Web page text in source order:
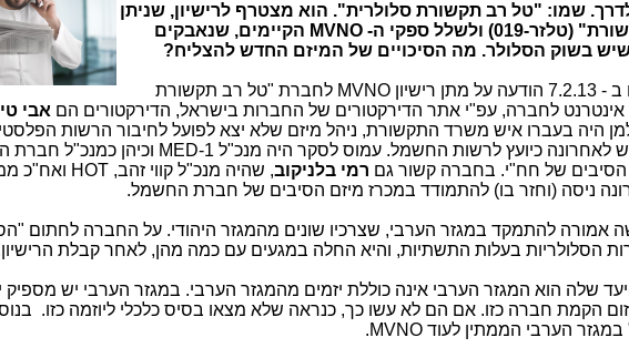
שמו: "טל רב תקשורת סלולרית". הוא מצטרף לרישיון, שניתן
019) ולשלל ספקי ה-
MVNO הקיימים, שנאבקים
בשוק הסלולר. מה הסיכויים של המיזם החדש להצליח?
רישיון MVNO לחברת "טל רב תקשורת
לחברה, עפ"י אתר הדירקטורים של החברות בישראל, הדירקטורים הם אבי
היה בעברו איש משרד התקשורת, ניהל מיזם שלא יצא לפועל לחיבור הרשות
לאחרונה כיועץ לרשות החשמל. עמוס לסקר היה מנכ"ל MED-1 וכיהן כמנכ"ל חברת
הסיבים של חח"י. בחברה קשור גם רמי בלניקוב, שהיה מנכ"ל קווי זהב,HOT ואח"כ
ניסה (וחזר בו) להתמודד במכרז מיזם הסיבים של חברת החשמל.
אמורה להתמקד במגזר הערבי, שצרכיו שונים מהמגזר היהודי. על החברה לחתום
הסלולריות בעלות התשתיות, והיא החלה במגעים עם כמה מהן, לאחר קבלת
שלה הוא המגזר הערבי אינה כוללת יזמים מהמגזר הערבי. במגזר הערבי יש מספיק
ליזום הקמת חברה כזו. אם הם לא עשו כך, כנראה שלא מצאו בסיס כלכלי ליוזמה כזו.
במגזר הערבי הממתין לעודMVNO
.